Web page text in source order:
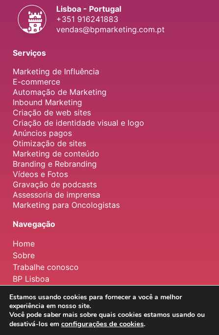
Lisboa - Portugal
+351 916241883
vendas@bpmarketing.com.pt
Serviços
Marketing de Influência
E-commerce
Automação de Marketing
Inbound Marketing
Criação de web sites
Criação de identidade visual e logo
Anúncios pagos
Otimização de sites
Marketing de conteúdo
Branding e Rebranding
Vídeos e Fotos
Gravação de podcasts
Assessoria de imprensa
Marketing para Oncologistas
Navegação
Home
Sobre
Trabalhe conosco
BP Lisboa
Copyright © 2026 | BP Marketing Brasil
Estamos usando cookies para fornecer a você a melhor
experiência em nosso site.
Você pode saber mais sobre quais cookies estamos usando ou
desativá-los em configurações de cookies.